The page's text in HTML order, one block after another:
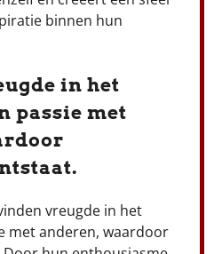
binnen hun
in het
passie met
vreugde in het
met anderen, waardoor